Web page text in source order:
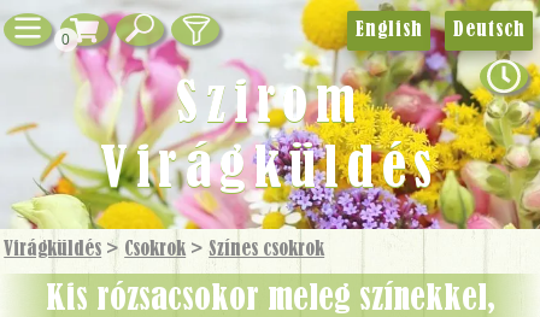
0
Virágküldés > Csokrok >Színes csokrok
Kis rózsacsokor meleg színekkel,
English Deutsch
Szirom
Virágküldés